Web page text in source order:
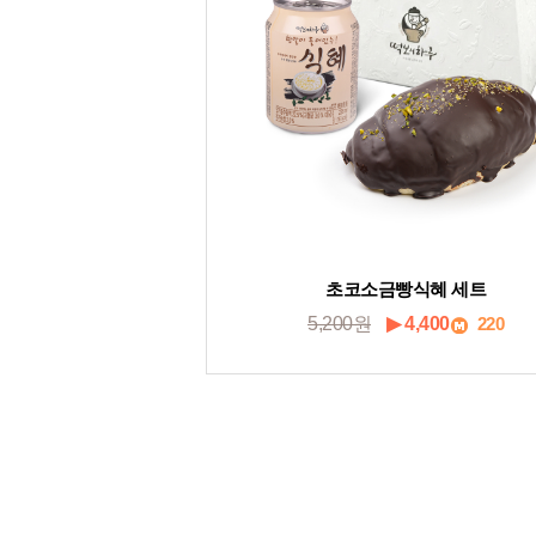
초코소금빵식혜 세트
5,200원 ▶ 4,400 220